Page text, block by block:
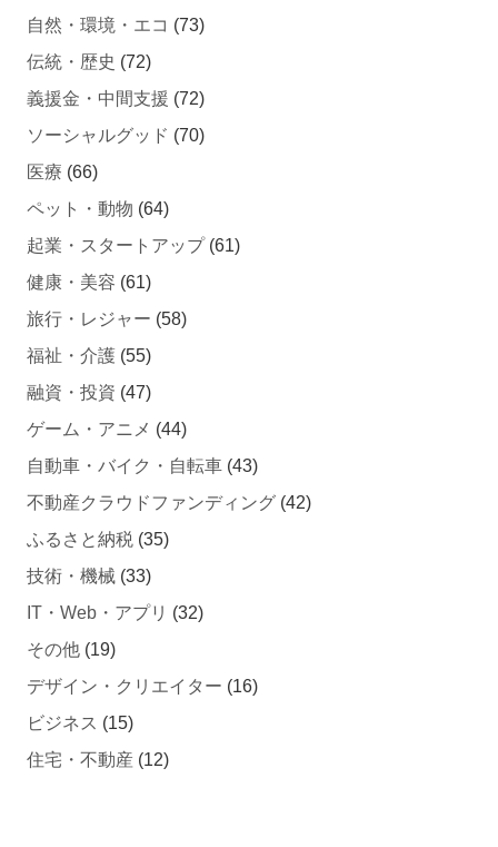
自然・環境・エコ (73)
伝統・歴史 (72)
義援金・中間支援 (72)
ソーシャルグッド (70)
医療 (66)
ペット・動物 (64)
起業・スタートアップ(61)
健康・美容 (61)
旅行・レジャー (58)
福祉・介護 (55)
融資・投資 (47)
ゲーム・アニメ (44)
自動車・バイク・自転車 (43)
不動産クラウドファンディング (42)
ふるさと納税 (35)
技術・機械 (33)
IT・Web・アプリ (32)
その他 (19)
デザイン・クリエイター (16)
ビジネス (15)
住宅・不動産 (12)